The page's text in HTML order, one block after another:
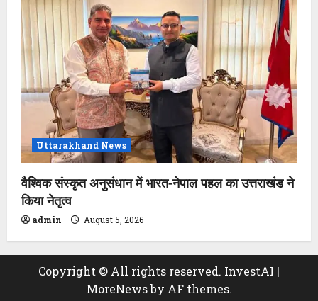
Uttarakhand News
वैश्विक संस्कृत अनुसंधान में भारत-नेपाल पहल का उत्तराखंड ने
किया नेतृत्व
admin August 5, 2026
Copyright © All rights reserved. InvestAI |
MoreNewsby AF themes.